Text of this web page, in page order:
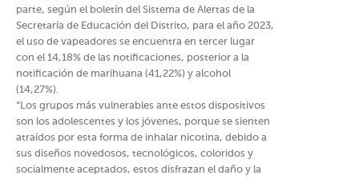
parte, según el boletín del Sistema de Alertas de la
Secretaría de Educación del Distrito, para el año 2023,
el uso de vapeadores se encuentra en tercer lugar
con el 14,18% de las notificaciones, posterior a la
notificación de marihuana (41,22%) y alcohol
(14,27%).
“Los grupos más vulnerables ante estos dispositivos
son los adolescentes y los jóvenes, porque se sienten
atraídos por esta forma de inhalar nicotina, debido a
sus diseños novedosos, tecnológicos, coloridos y
socialmente aceptados, estos disfrazan el daño y la